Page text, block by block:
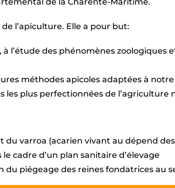
l’apiculture. Elle a pour but:
l’étude des phénomènes zoologiques
méthodes apicoles adaptées à
les plus perfectionnées de l’agriculture
varroa (acarien vivant au dépend des
cadre d’un plan sanitaire d’élevage
piégeage des reines fondatrices au